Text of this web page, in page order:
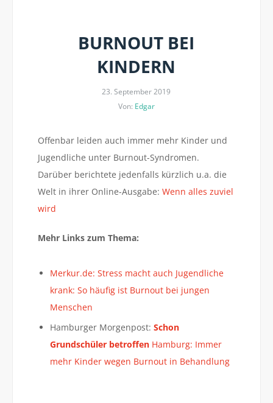
BURNOUT BEI
KINDERN
23. September 2019
Von: Edgar
Offenbar leiden auch immer mehr Kinder und
Jugendliche unter Burnout-Syndromen.
Darüber berichtete jedenfalls kürzlich u.a. die
Welt in ihrer Online-Ausgabe: Wenn alles zuviel
wird
Mehr Links zum Thema:
Merkur.de: Stress macht auch Jugendliche
krank: So häufig ist Burnout bei jungen
Menschen
Hamburger Morgenpost: Schon
Grundschüler betroffenHamburg: Immer
mehr Kinder wegen Burnout in Behandlung